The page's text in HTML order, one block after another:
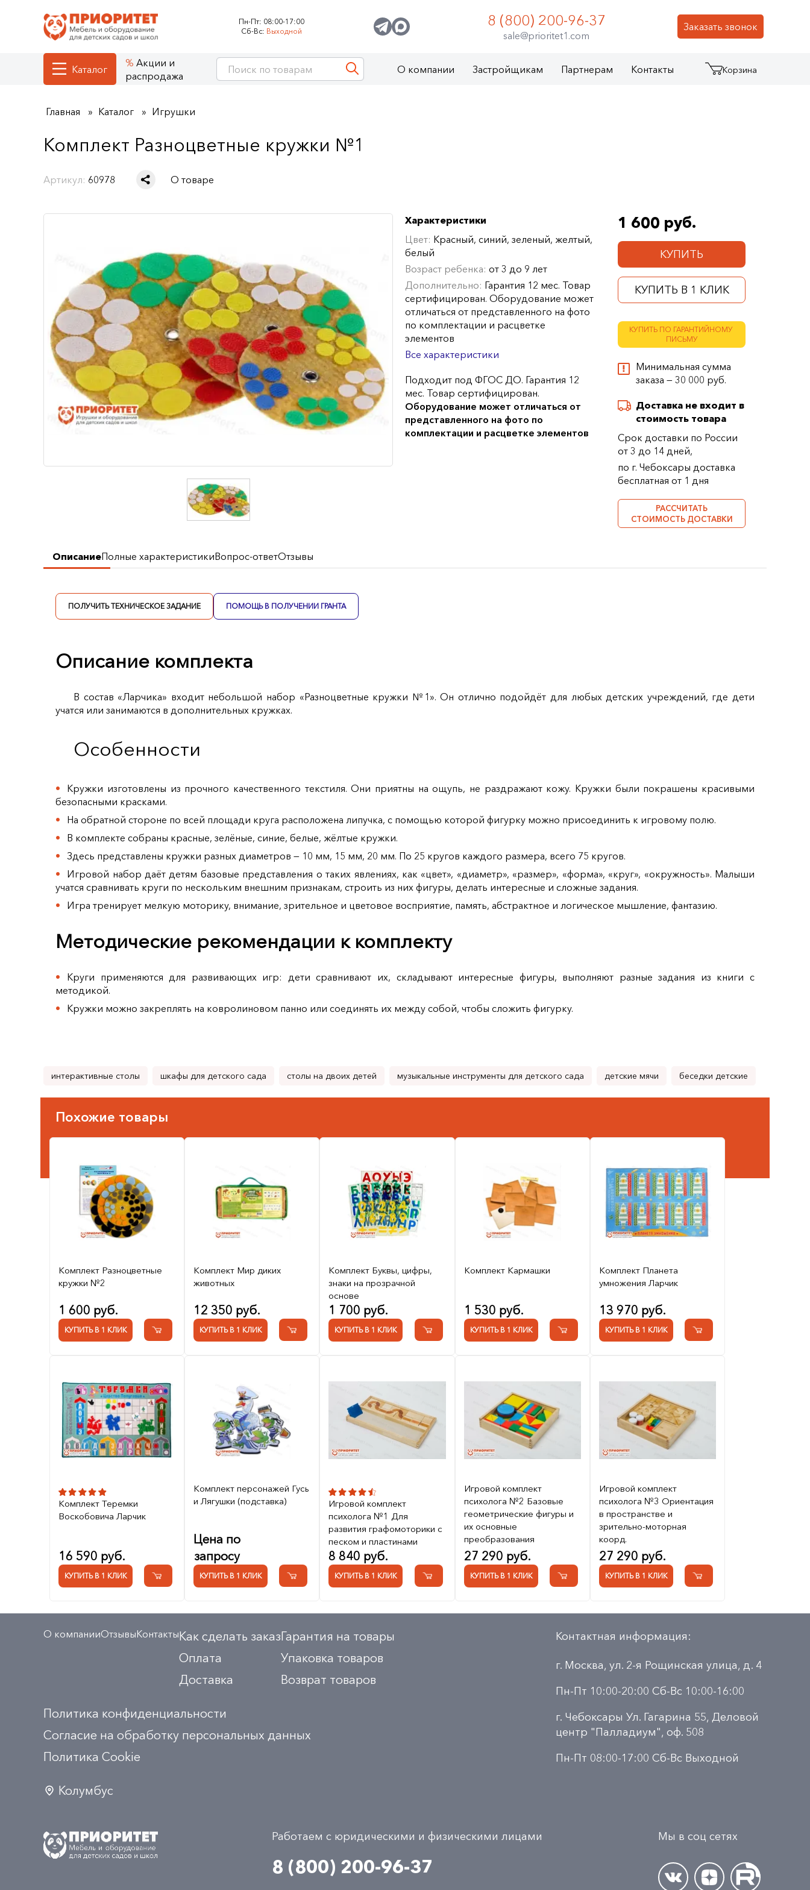
Пн-Пт: 08:00-17:00
Сб-Вс: Выходной Заказать звонок
8 (800) 200-96-37
sale@prioritet1.com
Каталог
Акции и
распродажа
О компании Застройщикам Партнерам Контакты Корзина
Главная Каталог Игрушки
Комплект Разноцветные кружки №1
Артикул: 60978 О товаре
1 600 руб.
КУПИТЬ
КУПИТЬ В 1 КЛИК
КУПИТЬ ПО ГАРАНТИЙНОМУ
ПИСЬМУ
Минимальная сумма
заказа — 30 000 руб.
Доставка не входит в
стоимость товара
Срок доставки по России
от 3 до 14 дней,
по г. Чебоксары доставка
бесплатная от 1 дня
РАССЧИТАТЬ
СТОИМОСТЬ ДОСТАВКИ
Характеристики
Цвет: Красный, синий, зеленый, желтый,
белый
Возраст ребенка: от 3 до 9 лет
Дополнительно: Гарантия 12 мес. Товар
сертифицирован. Оборудование может
отличаться от представленного на фото
по комплектации и расцветке
элементов
Все характеристики
Подходит под ФГОС ДО. Гарантия 12
мес. Товар сертифицирован.
Оборудование может отличаться от
представленного на фото по
комплектации и расцветке элементов
ОписаниеПолные характеристикиВопрос-ответОтзывы
ПОЛУЧИТЬ ТЕХНИЧЕСКОЕ ЗАДАНИЕ ПОМОЩЬ В ПОЛУЧЕНИИ ГРАНТА
Описание комплекта
В состав «Ларчика» входит небольшой набор «Разноцветные кружки №1». Он отлично подойдёт для любых детских учреждений, где дети
учатся или занимаются в дополнительных кружках.
Особенности
Кружки изготовлены из прочного качественного текстиля. Они приятны на ощупь, не раздражают кожу. Кружки были покрашены красивыми
безопасными красками.
На обратной стороне по всей площади круга расположена липучка, с помощью которой фигурку можно присоединить к игровому полю.
В комплекте собраны красные, зелёные, синие, белые, жёлтые кружки.
Здесь представлены кружки разных диаметров — 10 мм, 15 мм, 20 мм. По 25 кругов каждого размера, всего 75 кругов.
Игровой набор даёт детям базовые представления о таких явлениях, как «цвет», «диаметр», «размер», «форма», «круг», «окружность». Малыши
учатся сравнивать круги по нескольким внешним признакам, строить из них фигуры, делать интересные и сложные задания.
Игра тренирует мелкую моторику, внимание, зрительное и цветовое восприятие, память, абстрактное и логическое мышление, фантазию.
Методические рекомендации к комплекту
Круги применяются для развивающих игр: дети сравнивают их, складывают интересные фигуры, выполняют разные задания из книги с
методикой.
Кружки можно закреплять на ковролиновом панно или соединять их между собой, чтобы сложить фигурку.
интерактивные столы шкафы для детского сада столы на двоих детей музыкальные инструменты для детского сада детские мячи беседки детские
Похожие товары
Комплект Разноцветные
кружки №2
1 600 руб.
КУПИТЬ В 1 КЛИК
Комплект Мир диких
животных
12 350 руб.
КУПИТЬ В 1 КЛИК
Комплект Буквы, цифры,
знаки на прозрачной
основе
1 700 руб.
КУПИТЬ В 1 КЛИК
Комплект Кармашки
1 530 руб.
КУПИТЬ В 1 КЛИК
Комплект Планета
умножения Ларчик
13 970 руб.
КУПИТЬ В 1 КЛИК
Комплект Теремки
Воскобовича Ларчик
16 590 руб.
КУПИТЬ В 1 КЛИК
Комплект персонажей Гусь
и Лягушки (подставка)
Цена по
запросу
КУПИТЬ В 1 КЛИК
Игровой комплект
психолога №1 Для
развития графомоторики с
песком и пластинами
8 840 руб.
КУПИТЬ В 1 КЛИК
Игровой комплект
психолога №2 Базовые
геометрические фигуры и
их основные
преобразования
27 290 руб.
КУПИТЬ В 1 КЛИК
Игровой комплект
психолога №3 Ориентация
в пространстве и
зрительно-моторная
коорд.
27 290 руб.
КУПИТЬ В 1 КЛИК
О компанииОтзывыКонтактыКак сделать заказ
Оплата
Доставка
Гарантия на товары
Упаковка товаров
Возврат товаров
Политика конфиденциальности
Согласие на обработку персональных данных
Политика Сookie
Колумбус
Контактная информация:
г. Москва, ул. 2-я Рощинская улица, д. 4
Пн-Пт 10:00-20:00 Сб-Вс 10:00-16:00
г. Чебоксары Ул. Гагарина 55, Деловой
центр "Палладиум", оф. 508
Пн-Пт 08:00-17:00 Сб-Вс Выходной
Работаем с юридическими и физическими лицами
8 (800) 200-96-37
Мы в соц сетях